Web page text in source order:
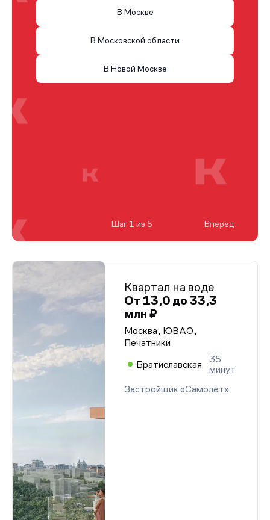
Квартал на воде
От 13,0 до 33,3
млн ₽
Москва, ЮВАО,
Печатники
Братиславская
35
минут
Застройщик «Самолет»
В Москве
В Московской области
В Новой Москве
Шаг 1 из 5 Вперед